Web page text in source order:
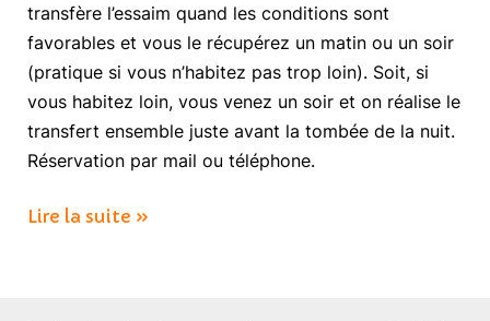
transfère l’essaim quand les conditions sont
favorables et vous le récupérez un matin ou un soir
(pratique si vous n’habitez pas trop loin). Soit, si
vous habitez loin, vous venez un soir et on réalise le
transfert ensemble juste avant la tombée de la nuit.
Réservation par mail ou téléphone.
Commandez
Lire la suite »